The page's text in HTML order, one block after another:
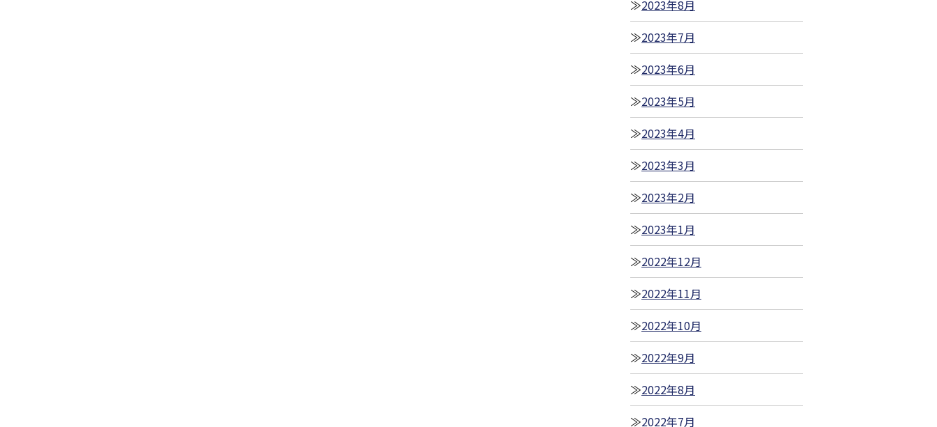
2023年8月
2023年7月
2023年6月
2023年5月
2023年4月
2023年3月
2023年2月
2023年1月
2022年12月
2022年11月
2022年10月
2022年9月
2022年8月
2022年7月